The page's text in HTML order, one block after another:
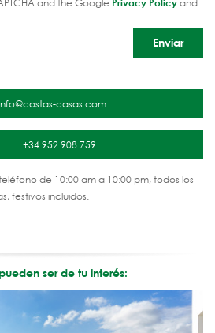
and the Google Privacy Policyand
casas.com
+34 952 908 759
de 10:00 am a 10:00 pm, todos los
festivos incluidos.
ser de tu interés: